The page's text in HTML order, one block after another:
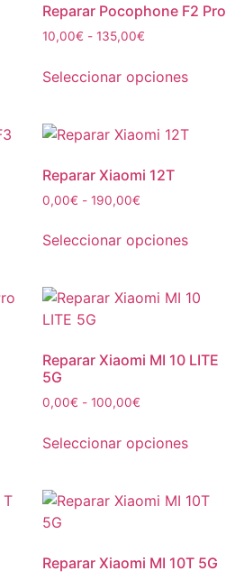
Reparar Pocophone F2 Pro
10,00€ - 135,00€
Seleccionar opciones
Reparar Xiaomi 12T
0,00€ - 190,00€
Seleccionar opciones
Reparar Xiaomi MI 10 LITE
5G
0,00€ - 100,00€
Seleccionar opciones
Reparar Xiaomi MI 10T 5G